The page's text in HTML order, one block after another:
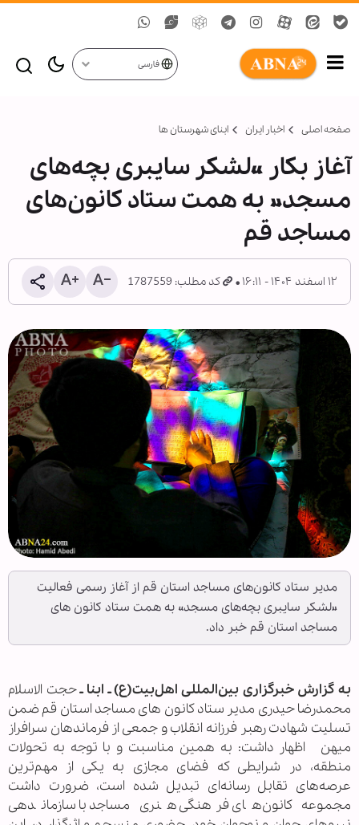
فارسی
صفحه اصلی اخبار ایران ابنای شهرستان ها
آغاز بکار «لشکر سایبری بچه‌های
مسجد» به همت ستاد کانون‌های
مساجد قم
۱۲ اسفند ۱۴۰۴ - ۱۶:۱۱ کد مطلب: 1787559
مدیر ستاد کانون‌های مساجد استان قم از آغاز رسمی فعالیت
«لشکر سایبری بچه‌های مسجد» به همت ستاد کانون های
مساجد استان قم خبر داد.
به گزارش خبرگزاری بین‌المللی اهل‌بیت(ع) ـ ابنا ـحجت الاسلام
محمدرضا حیدری مدیر ستاد کانون های مساجد استان قم ضمن
تسلیت شهادت رهبر فرزانه انقلاب و جمعی از فرماندهان سرافراز
میهن اظهار داشت: به همین مناسبت و با توجه به تحولات
منطقه، در شرایطی که فضای مجازی به یکی از مهم‌ترین
عرصه‌های تقابل رسانه‌ای تبدیل شده است، ضرورت داشت
مجموعه کانون‌های فرهنگی هنری مساجد با سازماندهی